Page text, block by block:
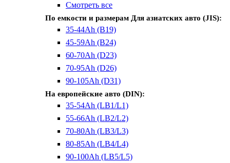
Смотреть все
По емкости и размерам Для азиатских авто (JIS):
35-44Ah (B19)
45-59Ah (B24)
60-70Ah (D23)
70-95Ah (D26)
90-105Ah (D31)
На европейские авто (DIN):
35-54Ah (LB1/L1)
55-66Ah (LB2/L2)
70-80Ah (LB3/L3)
80-85Ah (LB4/L4)
90-100Ah (LB5/L5)